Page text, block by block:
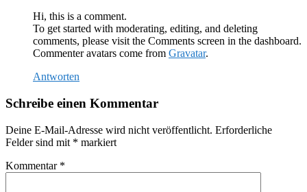
Hi, this is a comment.
To get started with moderating, editing, and deleting
comments, please visit the Comments screen in the dashboard.
Commenter avatars come from Gravatar.
Antworten
Schreibe einen Kommentar
Deine E-Mail-Adresse wird nicht veröffentlicht. Erforderliche
Felder sind mit * markiert
Kommentar *